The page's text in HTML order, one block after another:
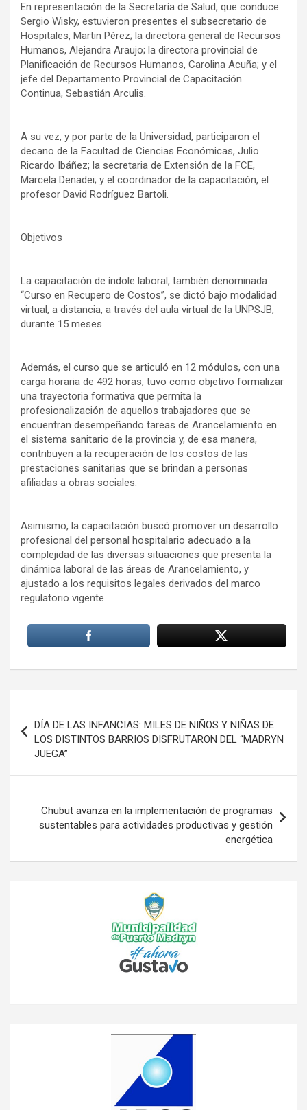
En representación de la Secretaría de Salud, que conduce
Sergio Wisky, estuvieron presentes el subsecretario de
Hospitales, Martin Pérez; la directora general de Recursos
Humanos, Alejandra Araujo; la directora provincial de
Planificación de Recursos Humanos, Carolina Acuña; y el
jefe del Departamento Provincial de Capacitación
Continua, Sebastián Arculis.
A su vez, y por parte de la Universidad, participaron el
decano de la Facultad de Ciencias Económicas, Julio
Ricardo Ibáñez; la secretaria de Extensión de la FCE,
Marcela Denadei; y el coordinador de la capacitación, el
profesor David Rodríguez Bartoli.
Objetivos
La capacitación de índole laboral, también denominada
“Curso en Recupero de Costos”, se dictó bajo modalidad
virtual, a distancia, a través del aula virtual de la UNPSJB,
durante 15 meses.
Además, el curso que se articuló en 12 módulos, con una
carga horaria de 492 horas, tuvo como objetivo formalizar
una trayectoria formativa que permita la
profesionalización de aquellos trabajadores que se
encuentran desempeñando tareas de Arancelamiento en
el sistema sanitario de la provincia y, de esa manera,
contribuyen a la recuperación de los costos de las
prestaciones sanitarias que se brindan a personas
afiliadas a obras sociales.
Asimismo, la capacitación buscó promover un desarrollo
profesional del personal hospitalario adecuado a la
complejidad de las diversas situaciones que presenta la
dinámica laboral de las áreas de Arancelamiento, y
ajustado a los requisitos legales derivados del marco
regulatorio vigente
de
entradas
DÍA DE LAS INFANCIAS: MILES DE NIÑOS Y NIÑAS DE
LOS DISTINTOS BARRIOS DISFRUTARON DEL “MADRYN
JUEGA”
Chubut avanza en la implementación de programas
sustentables para actividades productivas y gestión
energética